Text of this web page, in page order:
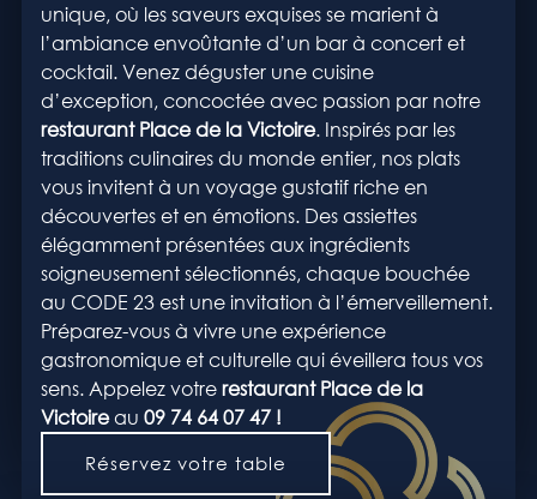
unique, où les saveurs exquises se marient à
l’ambiance envoûtante d’un bar à concert et
cocktail. Venez déguster une cuisine
d’exception, concoctée avec passion par notre
restaurantPlace de la Victoire. Inspirés par les
traditions culinaires du monde entier, nos plats
vous invitent à un voyage gustatif riche en
découvertes et en émotions. Des assiettes
élégamment présentées aux ingrédients
soigneusement sélectionnés, chaque bouchée
au CODE 23 est une invitation à l’émerveillement.
Préparez-vous à vivre une expérience
gastronomique et culturelle qui éveillera tous vos
sens. Appelez votrerestaurant Place de la
Victoireau09 74 64 07 47 !
Réservez votre table